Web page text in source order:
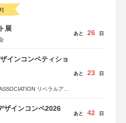
展
あと 26 日
インコンペティショ
リベラルアー
あと 23 日
ザインコンペ2026
あと 42 日